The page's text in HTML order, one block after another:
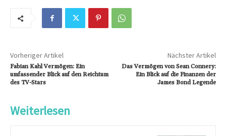
Vorheriger Artikel
Fabian Kahl Vermögen: Ein
umfassender Blick auf den Reichtum
des TV-Stars
Nächster Artikel
Das Vermögen von Sean Connery:
Ein Blick auf die Finanzen der
James Bond Legende
Weiterlesen